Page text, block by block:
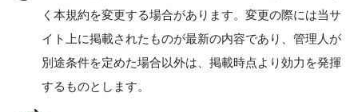
く本規約を変更する場合があります。変更の際には当サ
イト上に掲載されたものが最新の内容であり、管理人が
別途条件を定めた場合以外は、掲載時点より効力を発揮
するものとします。